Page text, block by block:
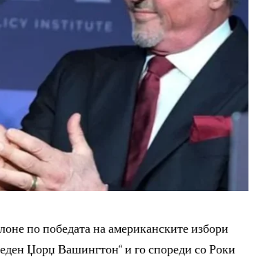
по победата на американските избори
Џорџ Вашингтон“ и го спореди со Роки